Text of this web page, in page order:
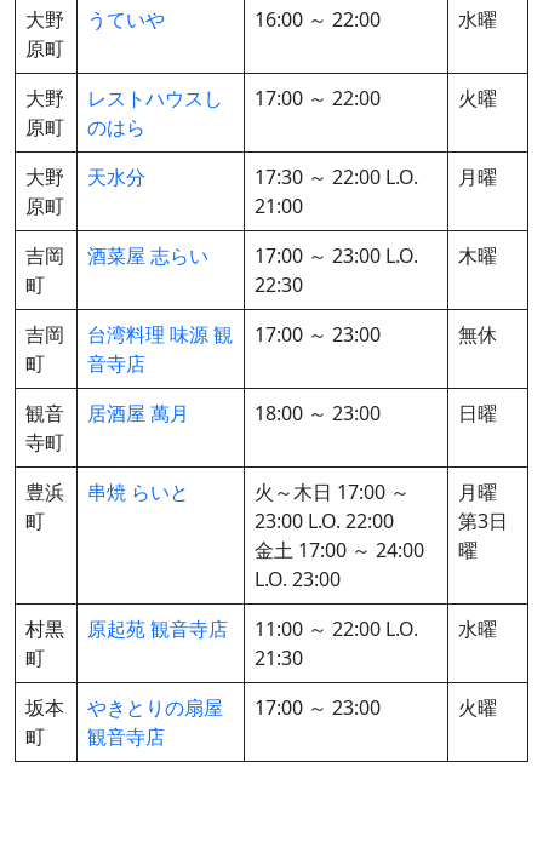
大野
原町
うていや 16:00 ～ 22:00 水曜
大野
原町
レストハウスし
のはら
17:00 ～ 22:00 火曜
大野
原町
天水分
17:30 ～ 22:00 L.O.
21:00
月曜
吉岡
町
酒菜屋 志らい
17:00 ～ 23:00 L.O.
22:30
木曜
吉岡
町
台湾料理 味源 観
音寺店
17:00 ～ 23:00 無休
観音
寺町
居酒屋 萬月 18:00 ～ 23:00 日曜
豊浜
町
串焼 らいと
火～木日 17:00 ～
23:00 L.O. 22:00
金土 17:00 ～ 24:00
L.O. 23:00
月曜
第3日
曜
村黒
町
原起苑 観音寺店
11:00 ～ 22:00 L.O.
21:30
水曜
坂本
町
やきとりの扇屋
観音寺店
17:00 ～ 23:00 火曜